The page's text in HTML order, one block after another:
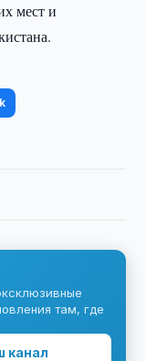
мест и
там, где
канал